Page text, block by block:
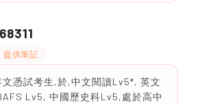
提供筆記
憑試考生,於,中文閱讀Lv5*, 英文
Lv5, 中國歷史科Lv5,處於高中